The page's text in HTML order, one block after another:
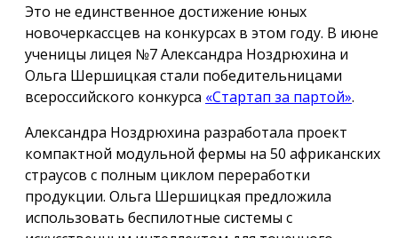
Это не единственное достижение юных
новочеркассцев на конкурсах в этом году. В июне
ученицы лицея №7 Александра Ноздрюхина и
Ольга Шершицкая стали победительницами
всероссийского конкурса «Стартап за партой».
Александра Ноздрюхина разработала проект
компактной модульной фермы на 50 африканских
страусов с полным циклом переработки
продукции. Ольга Шершицкая предложила
использовать беспилотные системы с